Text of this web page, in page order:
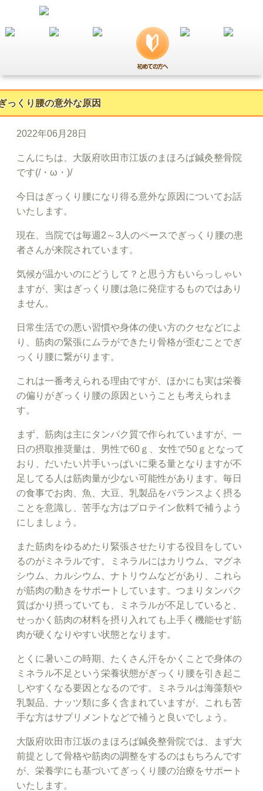
っくり腰の意外な原因
2022年06月28日
こんにちは、大阪府吹田市江坂のまほろば鍼灸整骨院
です(/・ω・)/
今日はぎっくり腰になり得る意外な原因についてお話
いたします。
現在、当院では毎週2～3人のペースでぎっくり腰の患
者さんが来院されています。
気候が温かいのにどうして？と思う方もいらっしゃい
ますが、実はぎっくり腰は急に発症するものではあり
ません。
日常生活での悪い習慣や身体の使い方のクセなどによ
り、筋肉の緊張にムラができたり骨格が歪むことでぎ
っくり腰に繋がります。
これは一番考えられる理由ですが、ほかにも実は栄養
の偏りがぎっくり腰の原因ということも考えられま
す。
まず、筋肉は主にタンパク質で作られていますが、一
日の摂取推奨量は、男性で60ｇ、女性で50ｇとなって
おり、だいたい片手いっぱいに乗る量となりますが不
足してる人は筋肉量が少ない可能性があります。毎日
の食事でお肉、魚、大豆、乳製品をバランスよく摂る
ことを意識し、苦手な方はプロテイン飲料で補うよう
にしましょう。
また筋肉をゆるめたり緊張させたりする役目をしてい
るのがミネラルです。ミネラルにはカリウム、マグネ
シウム、カルシウム、ナトリウムなどがあり、これら
が筋肉の動きをサポートしています。つまりタンパク
質ばかり摂っていても、ミネラルが不足していると、
せっかく筋肉の材料を摂り入れても上手く機能せず筋
肉が硬くなりやすい状態となります。
とくに暑いこの時期、たくさん汗をかくことで身体の
ミネラル不足という栄養状態がぎっくり腰を引き起こ
しやすくなる要因となるのです。ミネラルは海藻類や
乳製品、ナッツ類に多く含まれていますが、これも苦
手な方はサプリメントなどで補うと良いでしょう。
大阪府吹田市江坂のまほろば鍼灸整骨院では、まず大
前提として骨格や筋肉の調整をするのはもちろんです
が、栄養学にも基づいてぎっくり腰の治療をサポート
いたします。